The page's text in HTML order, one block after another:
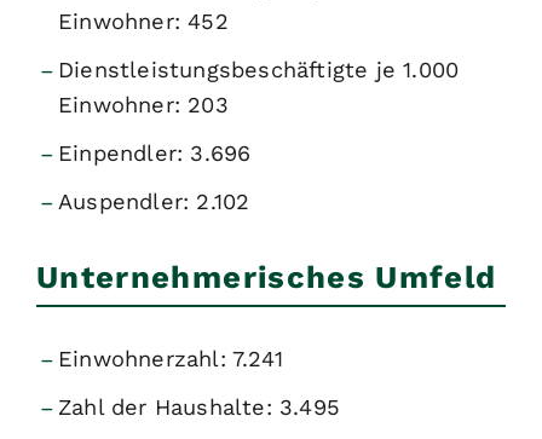
Einwohner: 452
Dienstleistungsbeschäftigte je 1.000
Einwohner: 203
Einpendler: 3.696
Auspendler: 2.102
Unternehmerisches Umfeld
Einwohnerzahl: 7.241
Zahl der Haushalte: 3.495